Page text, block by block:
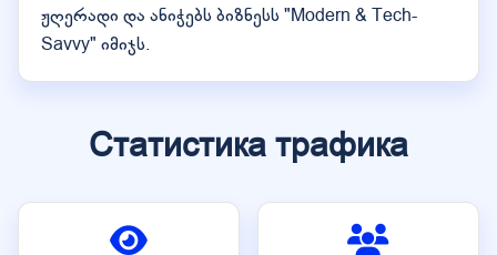
ჟღერადი და ანიჭებს ბიზნესს "Modern & Tech-
Savvy" იმიჯს.
Статистика трафика